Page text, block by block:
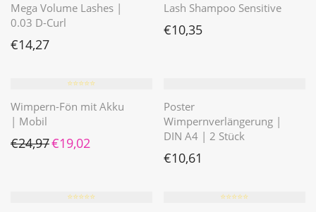
Mega Volume Lashes |
0.03 D-Curl
€14,27
Lash Shampoo Sensitive
€10,35
⭐️⭐️⭐️⭐️⭐️
Wimpern-Fön mit Akku
| Mobil
€24,97 Ursprünglicher Preis war: €24,97
€19,02 Aktueller Preis ist: €19,02.
Poster
Wimpernverlängerung |
DIN A4 | 2 Stück
€10,61
⭐️⭐️⭐️⭐️⭐️ ⭐️⭐️⭐️⭐️⭐️